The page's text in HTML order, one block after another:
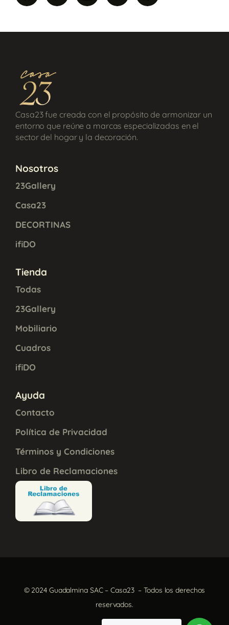
Casa23 fue creada con el propósito de armonizar un
entorno que reúne a marcas especializadas en el
sector del hogar y la decoración.
Nosotros
23Gallery
Casa23
DECORTINAS
ifiDO
Tienda
Todas
23Gallery
Mobiliario
Cuadros
ifiDO
Ayuda
Contacto
Política de Privacidad
Términos y Condiciones
Libro de Reclamaciones
© 2024 Guadalmina SAC – Casa23 – Todos los derechos
reservados.